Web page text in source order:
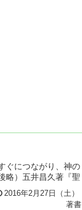
ぐにつながり、神の
略）五井昌久著『聖
2016年2月27日（土）
著書